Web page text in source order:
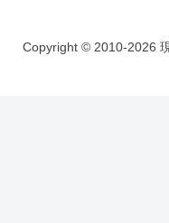
Copyright © 2010-2026